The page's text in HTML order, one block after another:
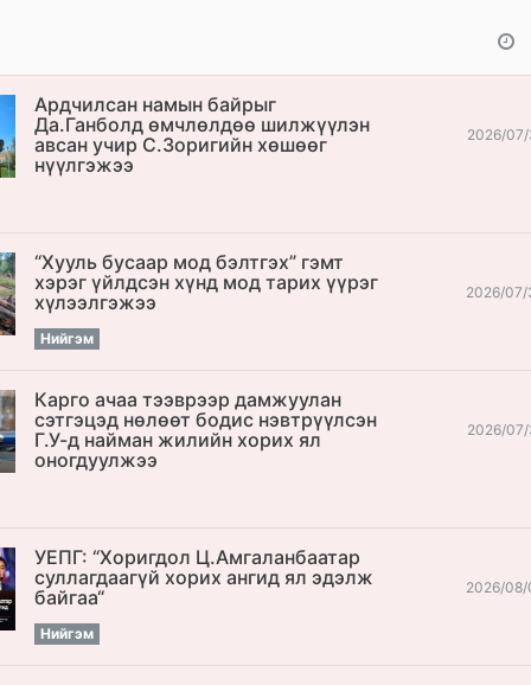
Ардчилсан намын байрыг
Да.Ганболд өмчлөлдөө шилжүүлэн
авсан учир С.Зоригийн хөшөөг
нүүлгэжээ
2026/07/
“Хууль бусаар мод бэлтгэх” гэмт
хэрэг үйлдсэн хүнд мод тарих үүрэг
хүлээлгэжээ
Нийгэм
2026/07/
Карго ачаа тээврээр дамжуулан
сэтгэцэд нөлөөт бодис нэвтрүүлсэн
Г.У-д найман жилийн хорих ял
оногдуулжээ
2026/07/
УЕПГ: “Хоригдол Ц.Амгаланбаатар
cуллагдаагүй хорих ангид ял эдэлж
байгаа“
Нийгэм
2026/08/